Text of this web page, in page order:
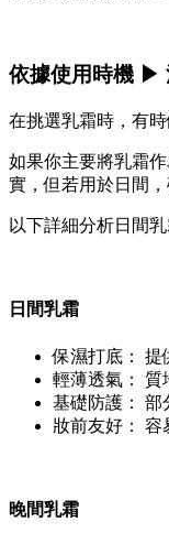
依據使用時機 ▶
在挑選乳霜時，有
如果你主要將乳霜
實，但若用於日間
以下詳細分析日間
日間乳霜
保濕打底： 提
輕薄透氣： 質
基礎防護： 部
妝前友好： 容
晚間乳霜